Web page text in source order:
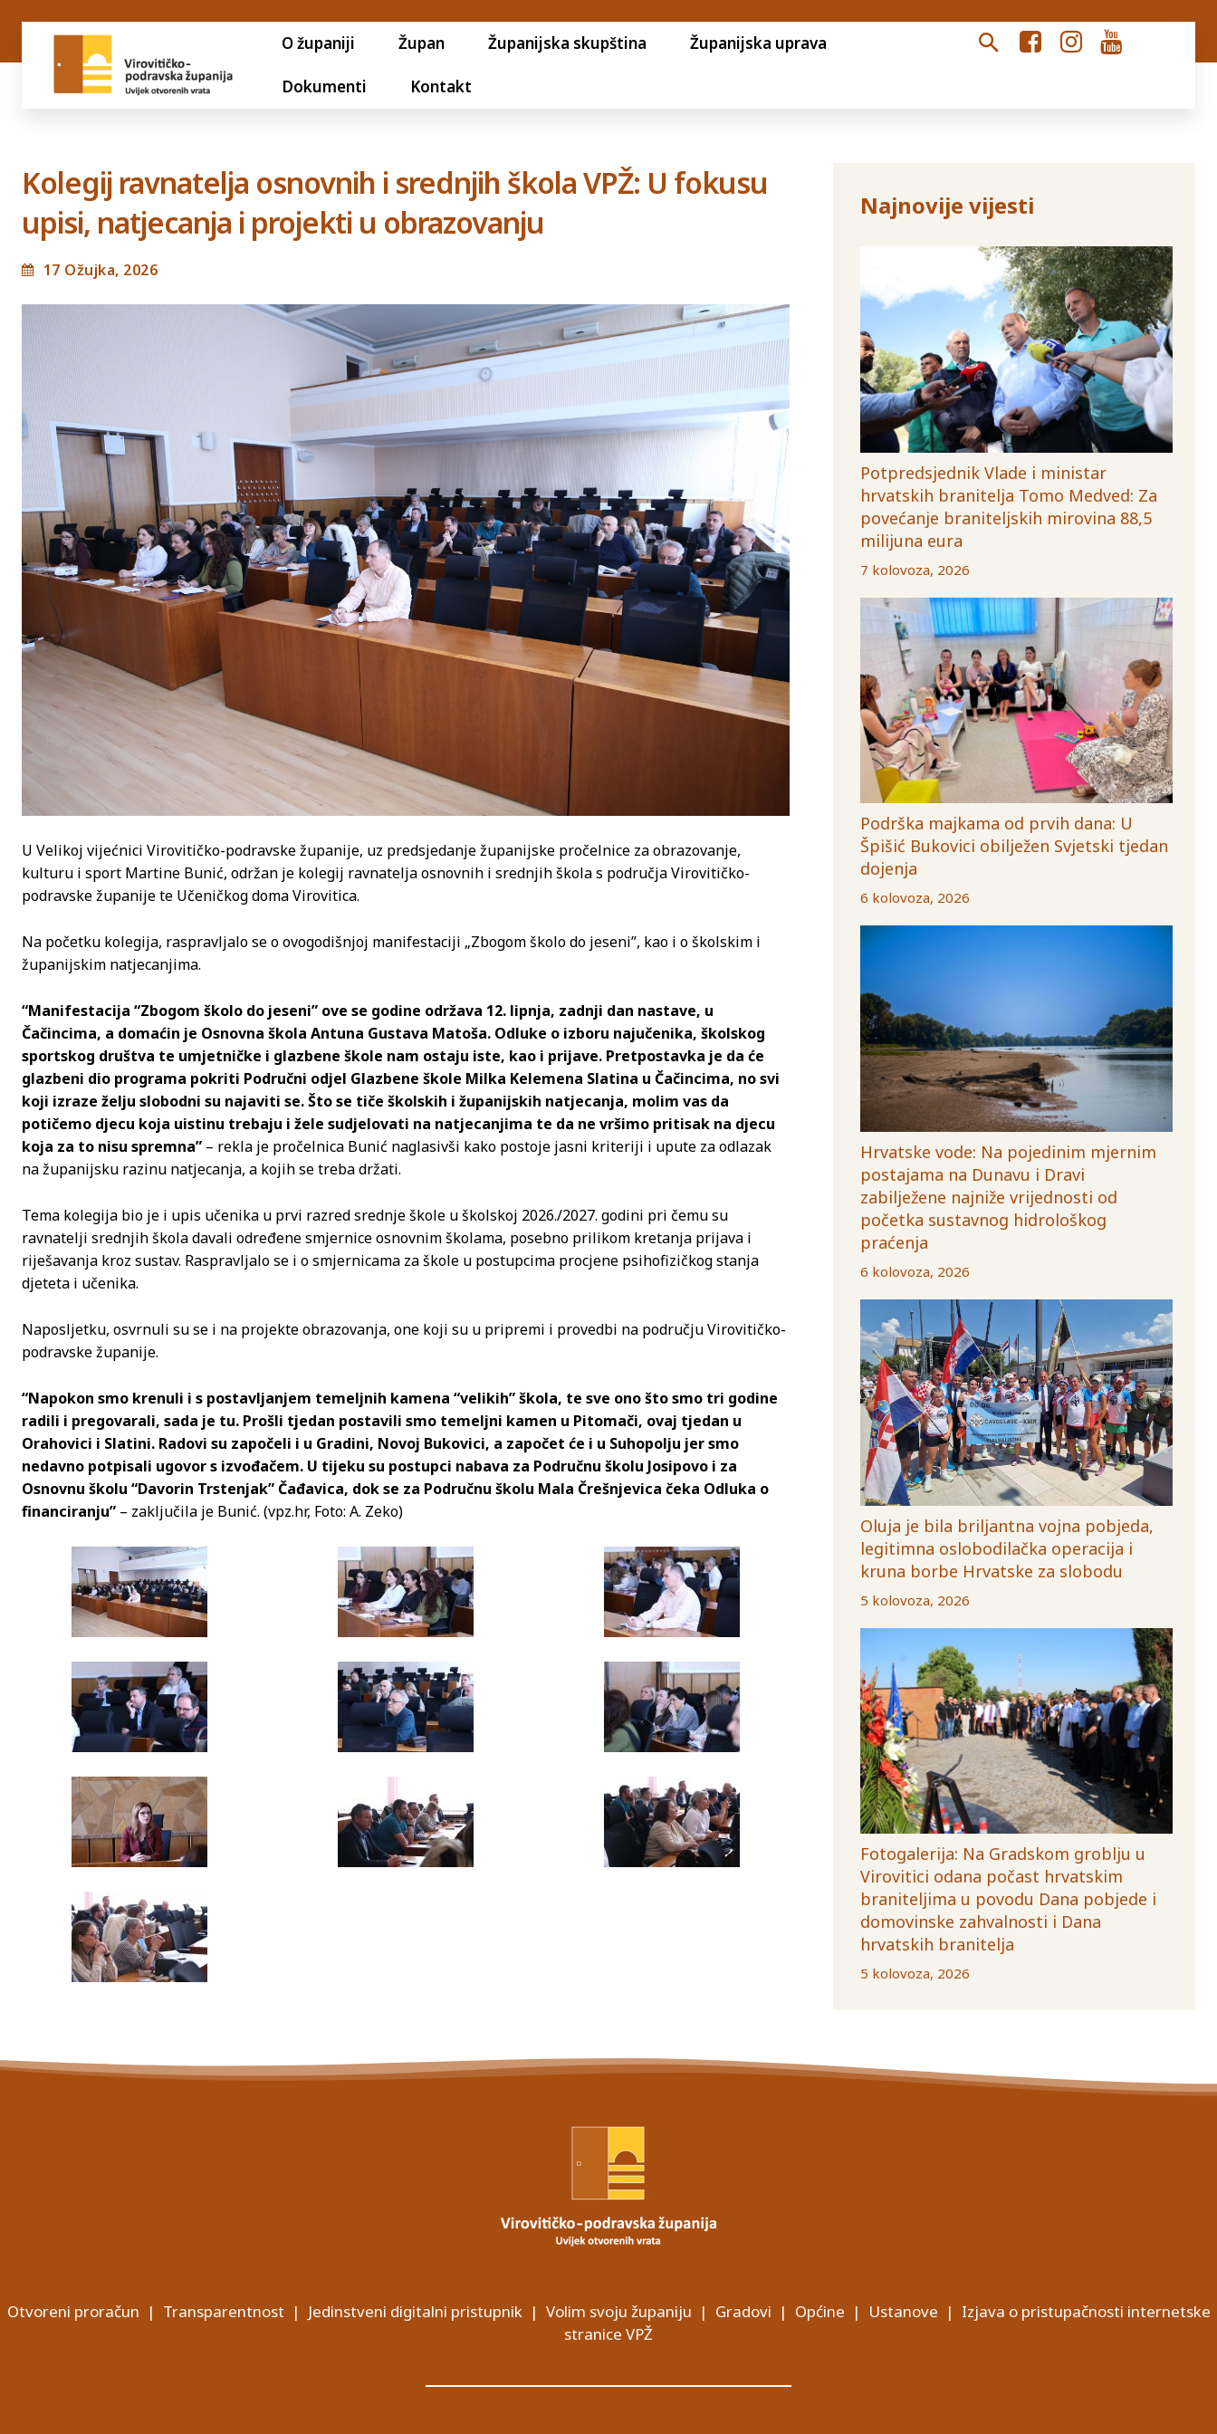
O županiji Župan Županijska skupština Županijska uprava
Dokumenti Kontakt
Kolegij ravnatelja osnovnih i srednjih škola VPŽ: U fokusu
upisi, natjecanja i projekti u obrazovanju
17 Ožujka, 2026
U Velikoj vijećnici Virovitičko-podravske županije, uz predsjedanje županijske pročelnice za obrazovanje,
kulturu i sport Martine Bunić, održan je kolegij ravnatelja osnovnih i srednjih škola s područja Virovitičko-
podravske županije te Učeničkog doma Virovitica.
Na početku kolegija, raspravljalo se o ovogodišnjoj manifestaciji „Zbogom školo do jeseni”, kao i o školskim i
županijskim natjecanjima.
“Manifestacija “Zbogom školo do jeseni” ove se godine održava 12. lipnja, zadnji dan nastave, u
Čačincima, a domaćin je Osnovna škola Antuna Gustava Matoša. Odluke o izboru najučenika, školskog
sportskog društva te umjetničke i glazbene škole nam ostaju iste, kao i prijave. Pretpostavka je da će
glazbeni dio programa pokriti Područni odjel Glazbene škole Milka Kelemena Slatina u Čačincima, no svi
koji izraze želju slobodni su najaviti se. Što se tiče školskih i županijskih natjecanja, molim vas da
potičemo djecu koja uistinu trebaju i žele sudjelovati na natjecanjima te da ne vršimo pritisak na djecu
koja za to nisu spremna” – rekla je pročelnica Bunić naglasivši kako postoje jasni kriteriji i upute za odlazak
na županijsku razinu natjecanja, a kojih se treba držati.
Tema kolegija bio je i upis učenika u prvi razred srednje škole u školskoj 2026./2027. godini pri čemu su
ravnatelji srednjih škola davali određene smjernice osnovnim školama, posebno prilikom kretanja prijava i
riješavanja kroz sustav. Raspravljalo se i o smjernicama za škole u postupcima procjene psihofizičkog stanja
djeteta i učenika.
Naposljetku, osvrnuli su se i na projekte obrazovanja, one koji su u pripremi i provedbi na području Virovitičko-
podravske županije.
“Napokon smo krenuli i s postavljanjem temeljnih kamena “velikih” škola, te sve ono što smo tri godine
radili i pregovarali, sada je tu. Prošli tjedan postavili smo temeljni kamen u Pitomači, ovaj tjedan u
Orahovici i Slatini. Radovi su započeli i u Gradini, Novoj Bukovici, a započet će i u Suhopolju jer smo
nedavno potpisali ugovor s izvođačem. U tijeku su postupci nabava za Područnu školu Josipovo i za
Osnovnu školu “Davorin Trstenjak” Čađavica, dok se za Područnu školu Mala Črešnjevica čeka Odluka o
financiranju” – zaključila je Bunić. (vpz.hr, Foto: A. Zeko)
Najnovije vijesti
Potpredsjednik Vlade i ministar
hrvatskih branitelja Tomo Medved: Za
povećanje braniteljskih mirovina 88,5
milijuna eura
7 kolovoza, 2026
Podrška majkama od prvih dana: U
Špišić Bukovici obilježen Svjetski tjedan
dojenja
6 kolovoza, 2026
Hrvatske vode: Na pojedinim mjernim
postajama na Dunavu i Dravi
zabilježene najniže vrijednosti od
početka sustavnog hidrološkog
praćenja
6 kolovoza, 2026
Oluja je bila briljantna vojna pobjeda,
legitimna oslobodilačka operacija i
kruna borbe Hrvatske za slobodu
5 kolovoza, 2026
Fotogalerija: Na Gradskom groblju u
Virovitici odana počast hrvatskim
braniteljima u povodu Dana pobjede i
domovinske zahvalnosti i Dana
hrvatskih branitelja
5 kolovoza, 2026
Otvoreni proračun | Transparentnost | Jedinstveni digitalni pristupnik| Volim svoju županiju | Gradovi | Općine | Ustanove | Izjava o pristupačnosti internetske
stranice VPŽ